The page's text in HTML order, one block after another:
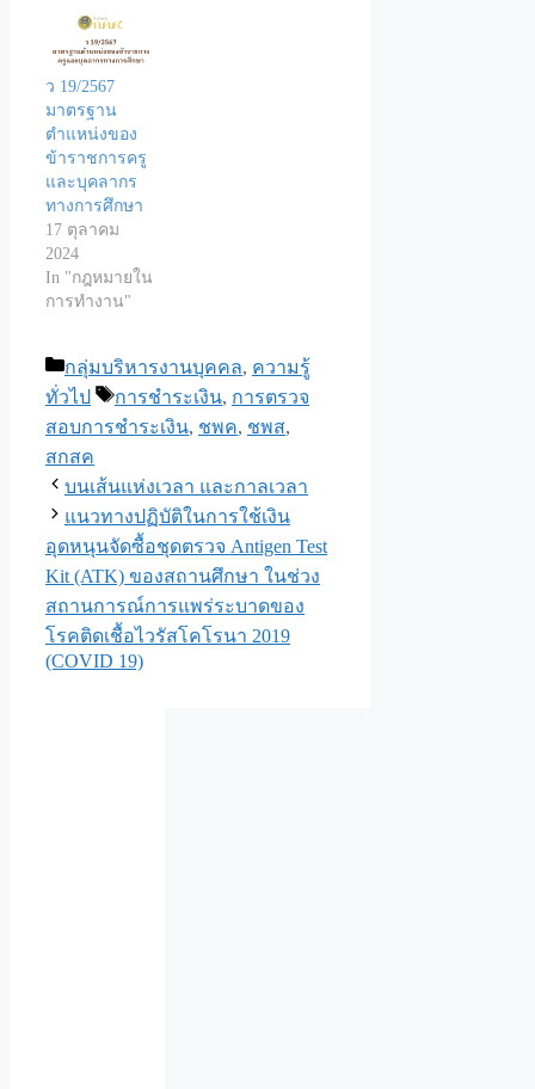
ว 19/2567
มาตรฐาน
ตำแหน่งของ
ข้าราชการครู
และบุคลากร
ทางการศึกษา
17 ตุลาคม
2024
In "กฎหมายใน
การทำงาน"
Categories
กลุ่มบริหารงานบุคคล, ความรู้
ทั่วไป
Tags
การชำระเงิน, การตรวจ
สอบการชำระเงิน, ชพค, ชพส,
สกสค
บนเส้นแห่งเวลา และกาลเวลา
แนวทางปฏิบัติในการใช้เงิน
อุดหนุนจัดซื้อชุดตรวจ Antigen Test
Kit (ATK) ของสถานศึกษา ในช่วง
สถานการณ์การแพร่ระบาดของ
โรคติดเชื้อไวรัสโคโรนา 2019
(COVID 19)